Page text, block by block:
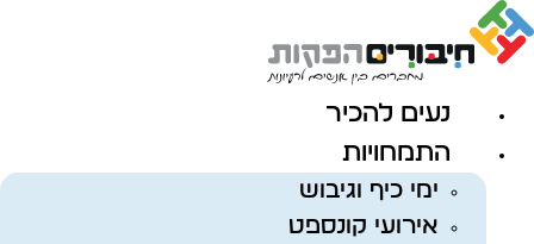
נעים להכיר
התמחויות
ימי כיף וגיבוש
אירועי קונספט